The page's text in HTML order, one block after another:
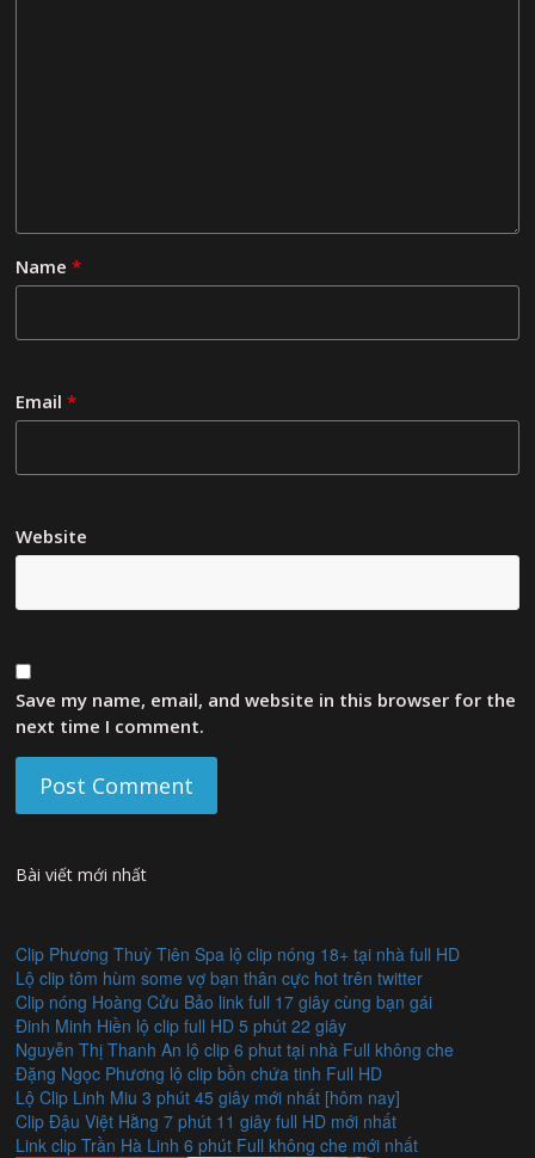
Name*
Email*
Website
Save my name, email, and website in this browser for the
next time I comment.
Bài viết mới nhất
Clip Phương Thuỳ Tiên Spa lộ clip nóng 18+ tại nhà full HD
Lộ clip tôm hùm some vợ bạn thân cực hot trên twitter
Clip nóng Hoàng Cửu Bảo link full 17 giây cùng bạn gái
Đinh Minh Hiền lộ clip full HD 5 phút 22 giây
Nguyễn Thị Thanh An lộ clip 6 phut tại nhà Full không che
Đặng Ngọc Phương lộ clip bồn chứa tinh Full HD
Lộ Clip Linh Miu 3 phút 45 giây mới nhất [hôm nay]
Clip Đậu Việt Hằng 7 phút 11 giây full HD mới nhất
Link clip Trần Hà Linh 6 phút Full không che mới nhất